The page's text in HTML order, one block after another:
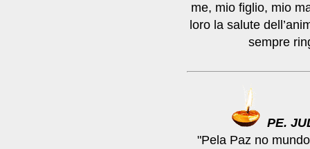
me, mio figlio, mio
loro la salute
sempre
PE.
"Pela Paz no